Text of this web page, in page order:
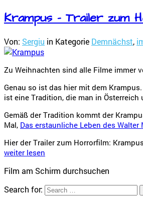
Krampus – Trailer zum
Von: Sergiu in Kategorie Demnächst,
Zu Weihnachten sind alle Filme immer
Genau so ist das hier mit dem
ist eine Tradition, die man in
Gemäß der Tradition kommt der
Mal, Das erstaunliche Leben des Walter
Hier der Trailer zum Horrorfilm: Krampus
weiter lesen
Film am Schirm durchsuchen
Search for: